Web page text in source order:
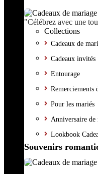
"Célébrez avec une
Collections
Cadeaux de
Cadeaux invités
Entourage
Remerciements
Pour les mariés
Anniversaire de
Lookbook
Souvenirs